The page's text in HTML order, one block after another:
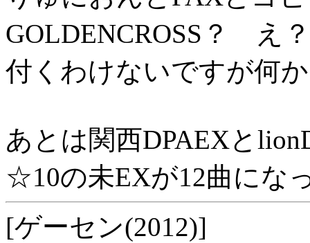
GOLDENCROSS？ え
付くわけないですが何
あとは関西DPAEXと
☆10の未EXが12曲にな
[ゲーセン(2012)]